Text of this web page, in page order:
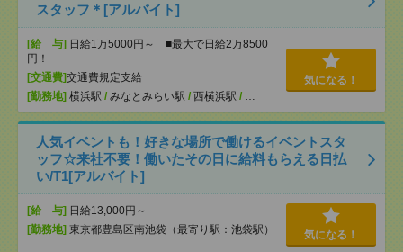
スタッフ＊[アルバイト]
[給 与] 日給1万5000円～ ■最大で日給2万8500
円！
[交通費]交通費規定支給
[勤務地] 横浜駅 / みなとみらい駅 / 西横浜駅 / …
気になる！
人気イベントも！好きな場所で働けるイベントスタ
ッフ☆来社不要！働いたその日に給料もらえる日払
い/T1[アルバイト]
[給 与] 日給13,000円～
[勤務地] 東京都豊島区南池袋（最寄り駅：池袋駅） 気になる！